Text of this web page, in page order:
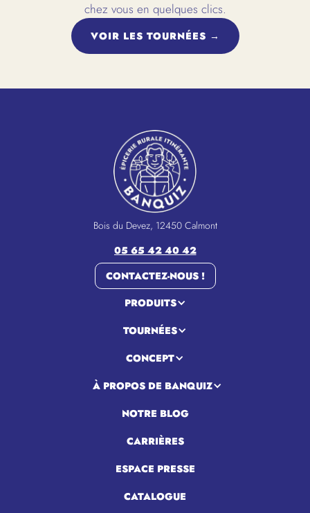
chez vous en quelques clics.
VOIR LES TOURNÉES →
Bois du Devez, 12450 Calmont
05 65 42 40 42
CONTACTEZ-NOUS !
PRODUITS
TOURNÉES
CONCEPT
À PROPOS DE BANQUIZ
NOTRE BLOG
CARRIÈRES
ESPACE PRESSE
CATALOGUE